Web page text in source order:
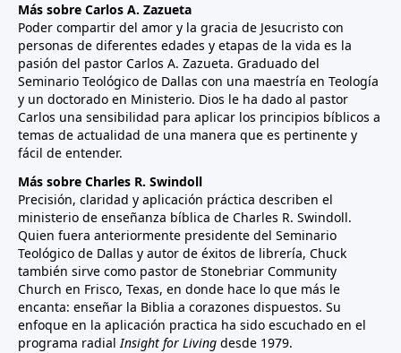
Más sobre Carlos A. Zazueta
Poder compartir del amor y la gracia de Jesucristo con
personas de diferentes edades y etapas de la vida es la
pasión del pastor Carlos A. Zazueta. Graduado del
Seminario Teológico de Dallas con una maestría en Teología
y un doctorado en Ministerio. Dios le ha dado al pastor
Carlos una sensibilidad para aplicar los principios bíblicos a
temas de actualidad de una manera que es pertinente y
fácil de entender.
Más sobre Charles R. Swindoll
Precisión, claridad y aplicación práctica describen el
ministerio de enseñanza bíblica de Charles R. Swindoll.
Quien fuera anteriormente presidente del Seminario
Teológico de Dallas y autor de éxitos de librería, Chuck
también sirve como pastor de Stonebriar Community
Church en Frisco, Texas, en donde hace lo que más le
encanta: enseñar la Biblia a corazones dispuestos. Su
enfoque en la aplicación practica ha sido escuchado en el
programa radialInsight for Living desde 1979.